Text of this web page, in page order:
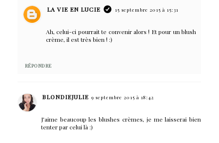
LA VIE EN LUCIE 15 septembre 2015 à 15:31
Ah, celui-ci pourrait te convenir alors ! Et pour un blush
crème, il est très bien ! :)
RÉPONDRE
BLONDIEJULIE 9 septembre 2015 à 18:42
J'aime beaucoup les blushes crèmes, je me laisserai bien
tenter par celui là :)